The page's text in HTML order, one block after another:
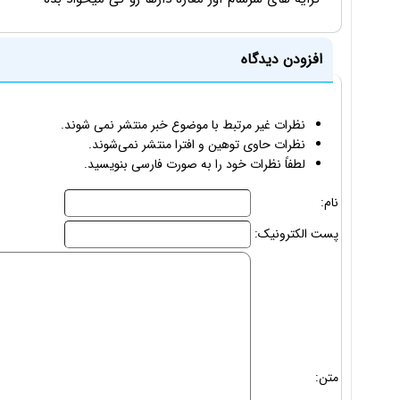
افزودن دیدگاه
نظرات غیر مرتبط با موضوع خبر منتشر نمی شوند.
نظرات حاوی توهین و افترا منتشر نمی‌شوند.
لطفاً نظرات خود را به صورت فارسی بنویسید.
نام:
پست الکترونیک:
متن: